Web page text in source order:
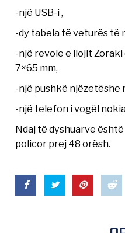
-një USB-i ,
-dy tabela të veturës të
-një revole e llojit
7×65 mm,
-një pushkë njëzetëshe
-një telefon i vogël
Ndaj të dyshuarve
policor prej 48 orësh.